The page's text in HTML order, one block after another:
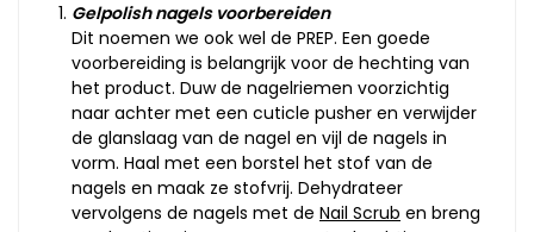
Gelpolish nagels voorbereiden
Dit noemen we ook wel de PREP. Een goede
voorbereiding is belangrijk voor de hechting van
het product. Duw de nagelriemen voorzichtig
naar achter met een cuticle pusher en verwijder
de glanslaag van de nagel en vijl de nagels in
vorm. Haal met een borstel het stof van de
nagels en maak ze stofvrij. Dehydrateer
vervolgens de nagels met de Nail Scrub en breng